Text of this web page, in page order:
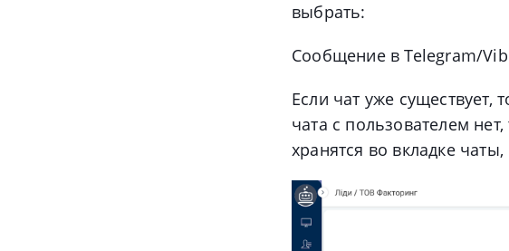
выбрать:
Сообщение в Telegram/
Если чат уже существует,
чата с пользователем
хранятся во вкладке